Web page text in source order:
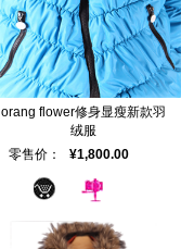
orang flower修身显瘦新款羽
绒服
零售价：
¥1,800.00